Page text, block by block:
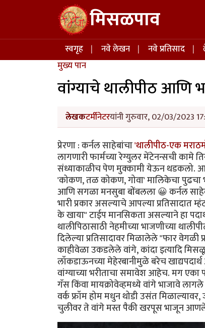
Skip to main content मिसळपाव
Main navigation
स्वगृह नवे लेखन नवे प्रतिसाद
मुख्य पान
वांग्याचे थालीपीठ आणि
लेखकटर्मीनेटरयांनी गुरुवार, 02/03/2023
प्रेरणा : कर्नल साहेबांचा'थालीपीठ-एक
लागणारी फार्मच्या रेग्युलर मेंटेनन्सची कामे
संध्याकाळीच पेण मुक्कामी येऊन थडकलो.
'कोकण, तळ कोकण, गोवा' मालिकेचा पुढचा
आणि सगळा मनसुबा बोंबलला 😀 कर्नल
भारी प्रकार असल्याचे आपल्या
के खाया" टाईप मानसिकता असल्याने हा
थालीपिठासाठी नेहमीच्या भाजणीच्या
दिलेल्या प्रतिसादावर मिळालेले "फार वेगळी
काहीवेळा उकडलेले वांगे, कांदा इत्यादि
लॉकडाऊनच्या मेहेरबानीमुळे बरेच
वांग्याच्या भरीताचा समावेश आहेच. मग एका
गॅस किंवा मायक्रोवेव्हमध्ये वांगे भाजावे
वर्क फ्रॉम होम मधुन थोडी उसंत
चुलीवर ते वांगे मस्त पैकी खरपूस भाजून